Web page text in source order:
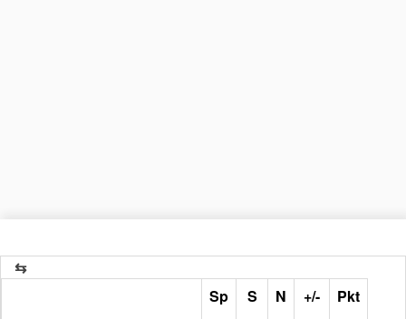
Sp S N +/- Pkt